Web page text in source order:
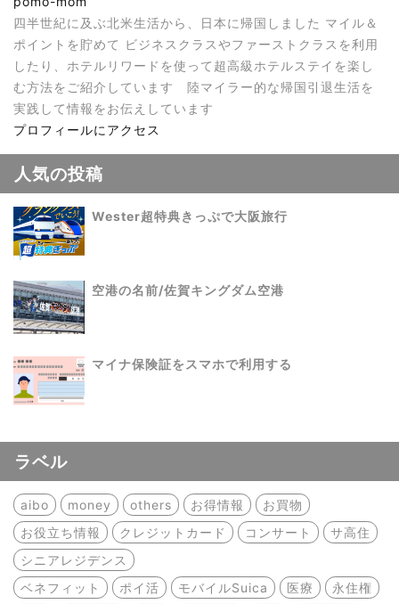
四半世紀に及ぶ北米生活から、日本に帰国しました マイル＆
ポイントを貯めて ビジネスクラスやファーストクラスを利用
したり、ホテルリワードを使って超高級ホテルステイを楽し
む方法をご紹介しています 陸マイラー的な帰国引退生活を
実践して情報をお伝えしています
プロフィールにアクセス
人気の投稿
Wester超特典きっぷで大阪旅行
空港の名前/佐賀キングダム空港
マイナ保険証をスマホで利用する
ラベル
aibo money others お得情報
お買物
お役立ち情報
クレジットカード コンサート
サ高住
シニアレジデンス
ベネフィット
ポイ活 モバイルSuica 医療
永住権